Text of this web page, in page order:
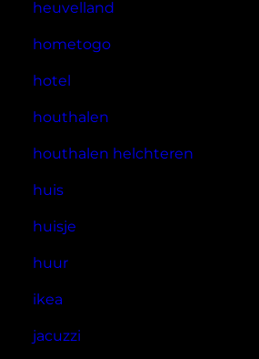
heuvelland
hometogo
hotel
houthalen
houthalen helchteren
huis
huisje
huur
ikea
jacuzzi